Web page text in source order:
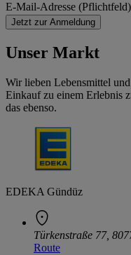
E-Mail-Adresse (Pflichtfeld)
Jetzt zur Anmeldung
Unser Markt
Wir lieben Lebensmittel
Einkauf zu einem Erlebnis
das ebenso.
EDEKA Gündüz
Türkenstraße 77,
Route